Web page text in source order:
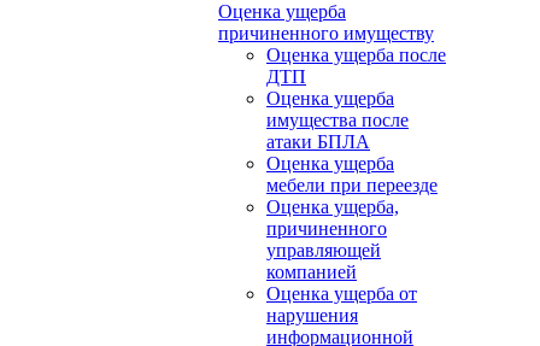
Оценка ущерба
причиненного имуществу
Оценка ущерба после
ДТП
Оценка ущерба
имущества после
атаки БПЛА
Оценка ущерба
мебели при переезде
Оценка ущерба,
причиненного
управляющей
компанией
Оценка ущерба от
нарушения
информационной